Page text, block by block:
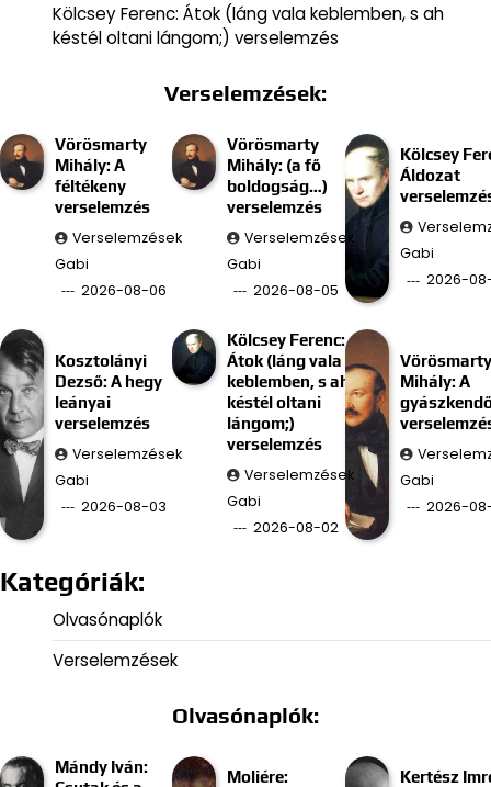
Kölcsey Ferenc: Átok (láng vala keblemben, s ah
késtél oltani lángom;) verselemzés
Verselemzések:
Vörösmarty
Mihály: A
féltékeny
verselemzés
Verselemzések
Gabi
2026-08-06
Vörösmarty
Mihály: (a fő
boldogság…)
verselemzés
Verselemzések
Gabi
2026-08-05
Kölcsey
Áldozat
Gabi
2026-
Kosztolányi
Dezső: A hegy
leányai
verselemzés
Verselemzések
Gabi
2026-08-03
Kölcsey Ferenc:
Átok (láng vala
keblemben, s ah
késtél oltani
lángom;)
verselemzés
Verselemzések
Gabi
2026-08-02
Vörösmarty
Mihály: A
Gabi
2026-
Kategóriák:
Olvasónaplók
Verselemzések
Olvasónaplók:
Mándy Iván:
Moliére: Kertész